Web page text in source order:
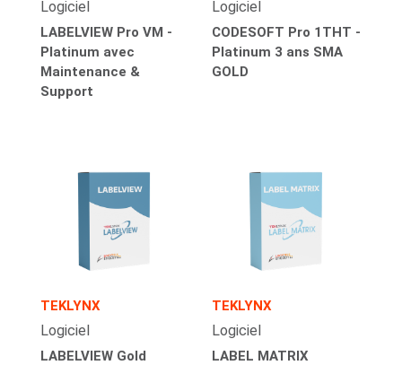
Logiciel
LABELVIEW Pro VM -
Platinum avec
Maintenance &
Support
Logiciel
CODESOFT Pro 1THT -
Platinum 3 ans SMA
GOLD
TEKLYNX
Logiciel
LABELVIEW Gold
TEKLYNX
Logiciel
LABEL MATRIX